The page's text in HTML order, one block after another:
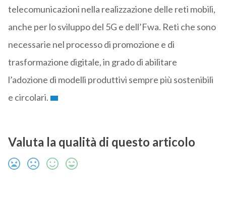
telecomunicazioni nella realizzazione delle reti mobili,
anche per lo sviluppo del 5G e dell’Fwa. Reti che sono
necessarie nel processo di promozione e di
trasformazione digitale, in grado di abilitare
l’adozione di modelli produttivi sempre più sostenibili
e circolari.
Valuta la qualità di questo articolo